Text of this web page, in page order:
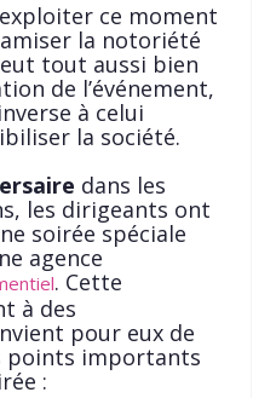
ce moment
la notoriété
tout aussi bien
de l’événement,
à celui
la société.
dans les
les dirigeants ont
soirée spéciale
agence
. Cette
à des
pour eux de
points importants
: